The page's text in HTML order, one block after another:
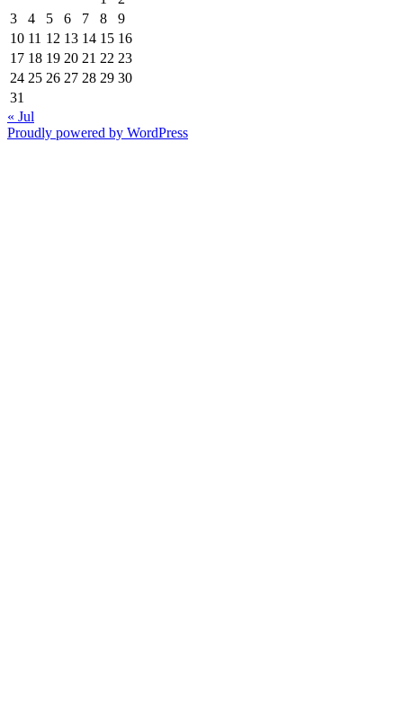
3
4 5 6 7 8
9
10 11 12 13 14 15 16
17 18 19 20 21 22 23
24 25 26 27 28 29 30
31
« Jul
Proudly powered by WordPress